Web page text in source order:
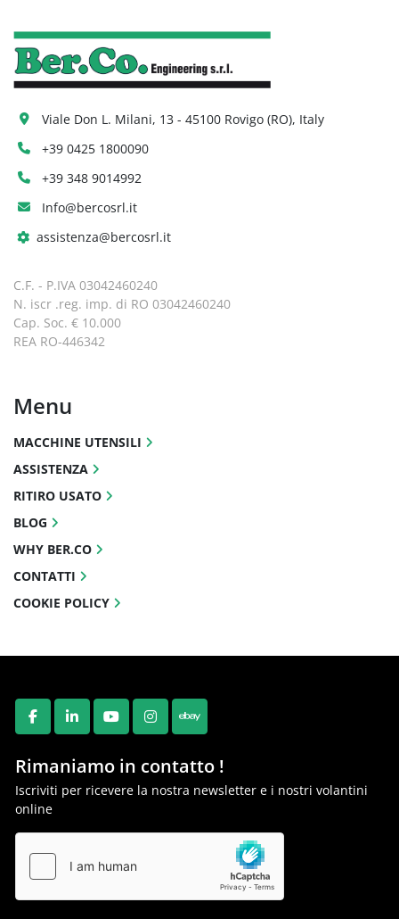
FACEBOOK
LINKEDINYOUTUBEINSTAGRAM
EBAY
Rimaniamo in contatto !
Iscriviti per ricevere la nostra newsletter e i nostri volantini
online
Viale Don L. Milani, 13 - 45100 Rovigo (RO), Italy
+39 0425 1800090
+39 348 9014992
Info@bercosrl.it
assistenza@bercosrl.it
C.F. - P.IVA 03042460240
N. iscr .reg. imp. di RO 03042460240
Cap. Soc. € 10.000
REA RO-446342
Menu
MACCHINE UTENSILI
ASSISTENZA
RITIRO USATO
BLOG
WHY BER.CO
CONTATTI
COOKIE POLICY